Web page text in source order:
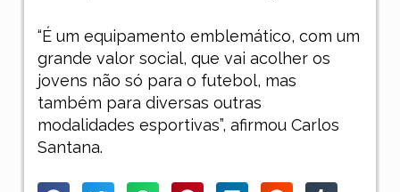
“É um equipamento emblemático, com um
grande valor social, que vai acolher os
jovens não só para o futebol, mas
também para diversas outras
modalidades esportivas”, afirmou Carlos
Santana.